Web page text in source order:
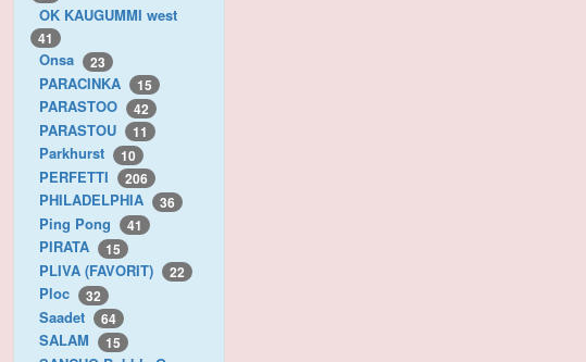
OK KAUGUMMI west
41
Onsa 23
PARACINKA 15
PARASTOO 42
PARASTOU 11
Parkhurst 10
PERFETTI 206
PHILADELPHIA 36
Ping Pong 41
PIRATA 15
PLIVA (FAVORIT) 22
Ploc 32
Saadet 64
SALAM 15